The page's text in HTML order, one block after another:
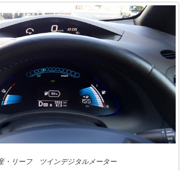
・リーフ ツインデジタルメーター